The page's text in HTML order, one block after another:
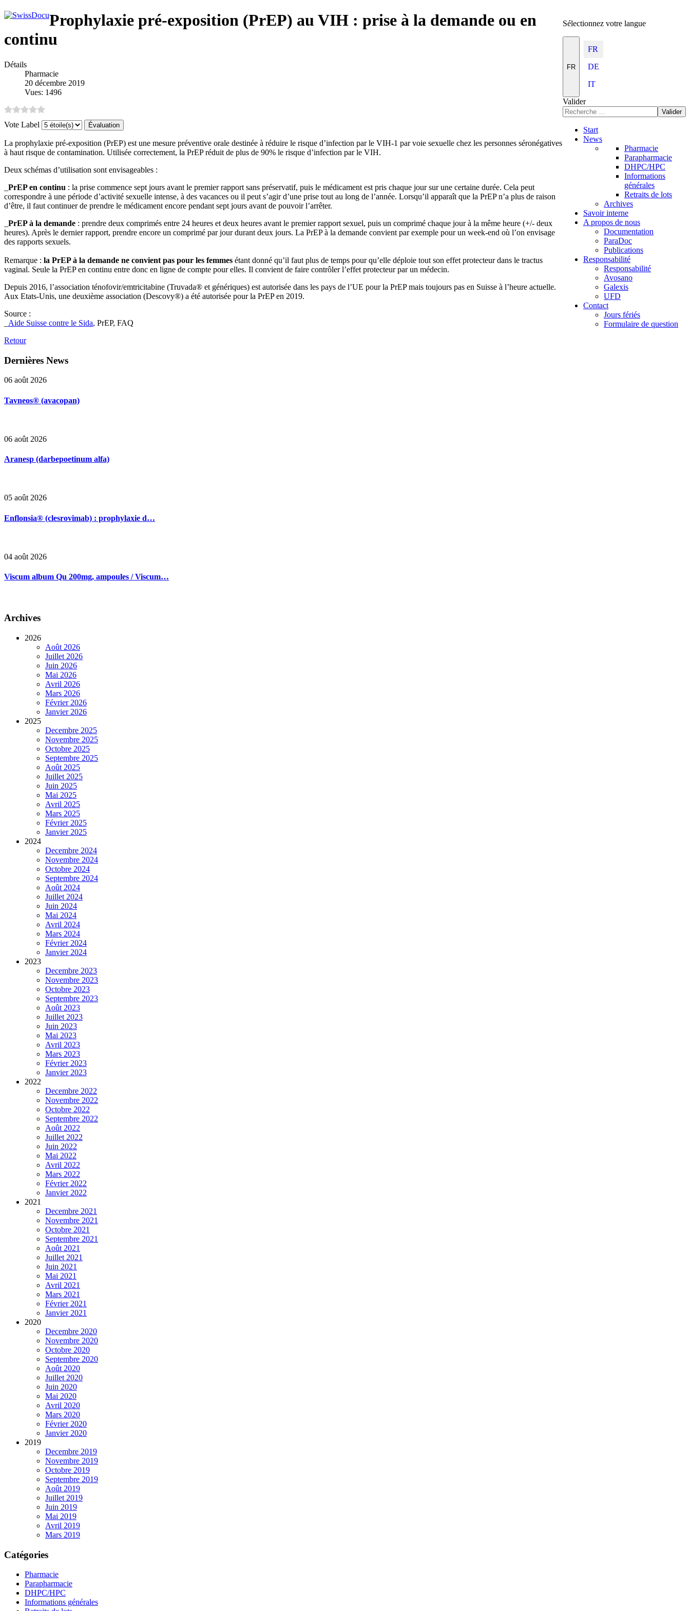
Sélectionnez votre langue
FR
FR
DE
IT
Valider
Valider
Start
News
Pharmacie
Parapharmacie
DHPC/HPC
Informations
générales
Retraits de lots
Archives
Savoir interne
A propos de nous
Documentation
ParaDoc
Publications
Responsabilité
Responsabilité
Avosano
Galexis
UFD
Contact
Jours fériés
Formulaire de question
Prophylaxie pré-exposition (PrEP) au VIH : prise à la demande ou en
continu
Détails
Pharmacie
20 décembre 2019
Vues: 1496
Vote Label
La prophylaxie pré-exposition (PrEP) est une mesure préventive orale destinée à réduire le risque d’infection par le VIH-1 par voie sexuelle chez les personnes séronégatives
à haut risque de contamination. Utilisée correctement, la PrEP réduit de plus de 90% le risque d’infection par le VIH.
Deux schémas d’utilisation sont envisageables :
PrEP en continu : la prise commence sept jours avant le premier rapport sans préservatif, puis le médicament est pris chaque jour sur une certaine durée. Cela peut
correspondre à une période d’activité sexuelle intense, à des vacances ou il peut s’agir d’une prise tout au long de l’année. Lorsqu’il apparaît que la PrEP n’a plus de raison
d’être, il faut continuer de prendre le médicament encore pendant sept jours avant de pouvoir l’arrêter.
PrEP à la demande : prendre deux comprimés entre 24 heures et deux heures avant le premier rapport sexuel, puis un comprimé chaque jour à la même heure (+/- deux
heures). Après le dernier rapport, prendre encore un comprimé par jour durant deux jours. La PrEP à la demande convient par exemple pour un week-end où l’on envisage
des rapports sexuels.
Remarque : la PrEP à la demande ne convient pas pour les femmes étant donné qu’il faut plus de temps pour qu’elle déploie tout son effet protecteur dans le tractus
vaginal. Seule la PrEP en continu entre donc en ligne de compte pour elles. Il convient de faire contrôler l’effet protecteur par un médecin.
Depuis 2016, l’association ténofovir/emtricitabine (Truvada® et génériques) est autorisée dans les pays de l’UE pour la PrEP mais toujours pas en Suisse à l’heure actuelle.
Aux Etats-Unis, une deuxième association (Descovy®) a été autorisée pour la PrEP en 2019.
Source :
Aide Suisse contre le Sida, PrEP, FAQ
Retour
Dernières News
06 août 2026
Tavneos® (avacopan)
06 août 2026
Aranesp (darbepoetinum alfa)
05 août 2026
Enflonsia® (clesrovimab) : prophylaxie d…
04 août 2026
Viscum album Qu 200mg, ampoules / Viscum…
Archives
2026
Août 2026
Juillet 2026
Juin 2026
Mai 2026
Avril 2026
Mars 2026
Février 2026
Janvier 2026
2025
Decembre 2025
Novembre 2025
Octobre 2025
Septembre 2025
Août 2025
Juillet 2025
Juin 2025
Mai 2025
Avril 2025
Mars 2025
Février 2025
Janvier 2025
2024
Decembre 2024
Novembre 2024
Octobre 2024
Septembre 2024
Août 2024
Juillet 2024
Juin 2024
Mai 2024
Avril 2024
Mars 2024
Février 2024
Janvier 2024
2023
Decembre 2023
Novembre 2023
Octobre 2023
Septembre 2023
Août 2023
Juillet 2023
Juin 2023
Mai 2023
Avril 2023
Mars 2023
Février 2023
Janvier 2023
2022
Decembre 2022
Novembre 2022
Octobre 2022
Septembre 2022
Août 2022
Juillet 2022
Juin 2022
Mai 2022
Avril 2022
Mars 2022
Février 2022
Janvier 2022
2021
Decembre 2021
Novembre 2021
Octobre 2021
Septembre 2021
Août 2021
Juillet 2021
Juin 2021
Mai 2021
Avril 2021
Mars 2021
Février 2021
Janvier 2021
2020
Decembre 2020
Novembre 2020
Octobre 2020
Septembre 2020
Août 2020
Juillet 2020
Juin 2020
Mai 2020
Avril 2020
Mars 2020
Février 2020
Janvier 2020
2019
Decembre 2019
Novembre 2019
Octobre 2019
Septembre 2019
Août 2019
Juillet 2019
Juin 2019
Mai 2019
Avril 2019
Mars 2019
Catégories
Pharmacie
Parapharmacie
DHPC/HPC
Informations générales